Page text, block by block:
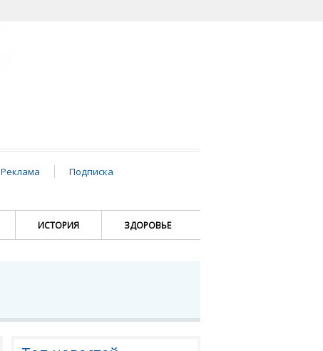
Реклама
Подписка
ИСТОРИЯ ЗДОРОВЬЕ